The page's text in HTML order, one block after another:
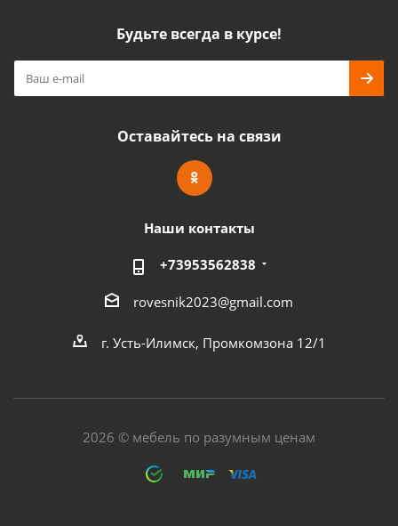
Будьте всегда в курсе!
Оставайтесь на связи
Наши контакты
+73953562838
rovesnik2023@gmail.com
г. Усть-Илимск, Промкомзона 12/1
2026 © мебель по разумным ценам